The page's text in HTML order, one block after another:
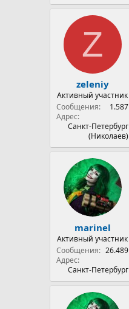
Z
zeleniy
Активный участник
Сообщения
1.587
Адрес
Санкт-Петербург
(Николаев)
marinel
Активный участник
Сообщения
26.489
Адрес
Санкт-Петербург